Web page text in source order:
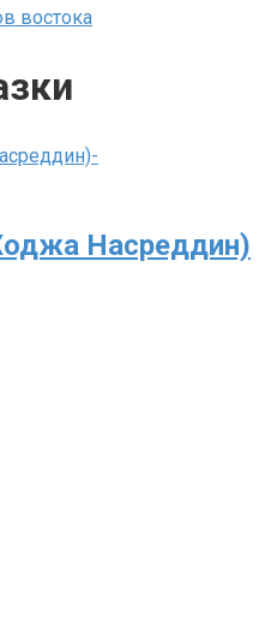
востока
Насреддин)